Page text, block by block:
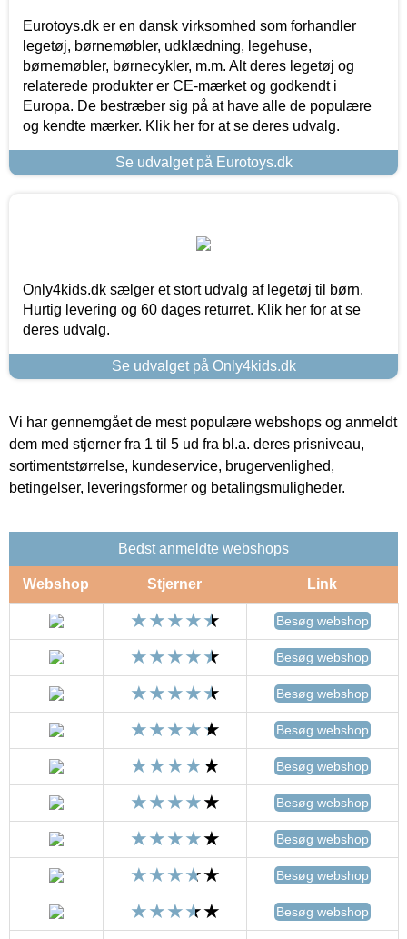
Eurotoys.dk er en dansk virksomhed som forhandler
legetøj, børnemøbler, udklædning, legehuse,
børnemøbler, børnecykler, m.m. Alt deres legetøj og
relaterede produkter er CE-mærket og godkendt i
Europa. De bestræber sig på at have alle de populære
og kendte mærker. Klik her for at se deres udvalg.
Se udvalget på Eurotoys.dk
Only4kids.dk sælger et stort udvalg af legetøj til børn.
Hurtig levering og 60 dages returret. Klik her for at se
deres udvalg.
Se udvalget på Only4kids.dk
Vi har gennemgået de mest populære webshops og anmeldt
dem med stjerner fra 1 til 5 ud fra bl.a. deres prisniveau,
sortimentstørrelse, kundeservice, brugervenlighed,
betingelser, leveringsformer og betalingsmuligheder.
Bedst anmeldte webshops
Webshop Stjerner Link
Besøg webshop
Besøg webshop
Besøg webshop
Besøg webshop
Besøg webshop
Besøg webshop
Besøg webshop
Besøg webshop
Besøg webshop